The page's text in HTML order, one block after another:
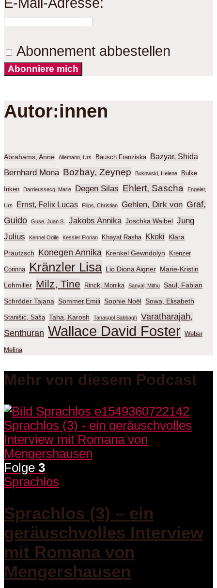
Abonnement abbestellen
Abonniere mich
Autor:innen
Abrahams, Anne Allemann, Urs Bausch Franziska Bazyar, Shida
Bernhard Mona Bozbay, Zeynep Bukowski, Helene Bulke
Inken Darrieussecq, Marie Degen Silas Ehlert, Sascha Engeler,
Urs Ernst, Felix Lucas Filips, Christian Gehlen, Dirk von Graf,
Guido
Guse, Juan S. Jakobs Annika Joschka Waibel Jung
Julius
Kennel Odile Kessler Florian Khayat Rasha Kkoki Klara
Prautzsch Konegen Annika Krenkel Gewndolyn Krenzer
Corinna Kränzler Lisa Lio Diona Aigner Marie-Kristin
Lohmiller Milz, Tine Rinck, Monika Sanyal, Mithu Saul, Fabian
Schröder Tajana Sommer,Emili Sophie Noël Sowa, Elisabeth
Stanišić, Saša Taha, Karosh Tanasgol Sabbagh
Varatharajah,
Senthuran Wallace David Foster Weber
Melina
Mehr von diesem Podcast
Folge 3
Sprachlos
Sprachlos (3) – ein
geräuschvolles Interview
mit Romana von
Mengershausen